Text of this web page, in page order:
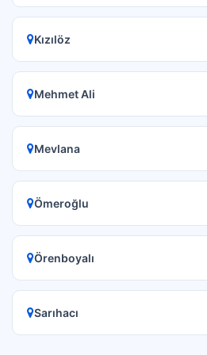
Kızılöz
Mehmet Ali
Mevlana
Ömeroğlu
Örenboyalı
Sarıhacı